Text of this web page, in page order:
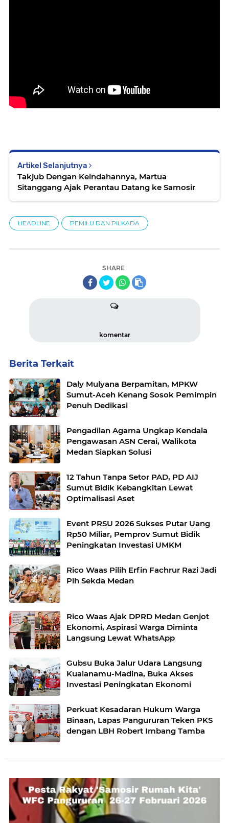
Artikel Selanjutnya
Takjub Dengan Keindahannya, Martua
Sitanggang Ajak Perantau Datang ke Samosir
HEADLINE PEMILU DAN PILKADA
SHARE
komentar
Berita Terkait
Daly Mulyana Berpamitan, MPKW
Sumut-Aceh Kenang Sosok Pemimpin
Penuh Dedikasi
Pengadilan Agama Ungkap Kendala
Pengawasan ASN Cerai, Walikota
Medan Siapkan Solusi
12 Tahun Tanpa Setor PAD, PD AIJ
Sumut Bidik Kebangkitan Lewat
Optimalisasi Aset
Event PRSU 2026 Sukses Putar Uang
Rp50 Miliar, Pemprov Sumut Bidik
Peningkatan Investasi UMKM
Rico Waas Pilih Erfin Fachrur Razi Jadi
Plh Sekda Medan
Rico Waas Ajak DPRD Medan Genjot
Ekonomi, Aspirasi Warga Diminta
Langsung Lewat WhatsApp
Gubsu Buka Jalur Udara Langsung
Kualanamu-Madina, Buka Akses
Investasi Peningkatan Ekonomi
Perkuat Kesadaran Hukum Warga
Binaan, Lapas Pangururan Teken PKS
dengan LBH Robert Imbang Tamba